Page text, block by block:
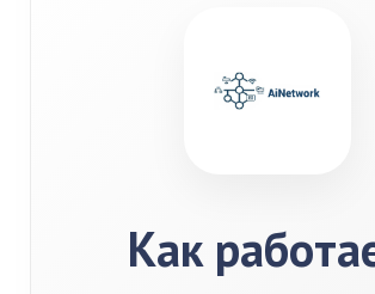
Как